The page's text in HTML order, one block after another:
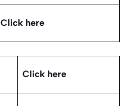
Click here
Click here